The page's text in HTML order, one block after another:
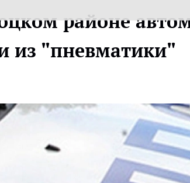
районе
из "пневматики"